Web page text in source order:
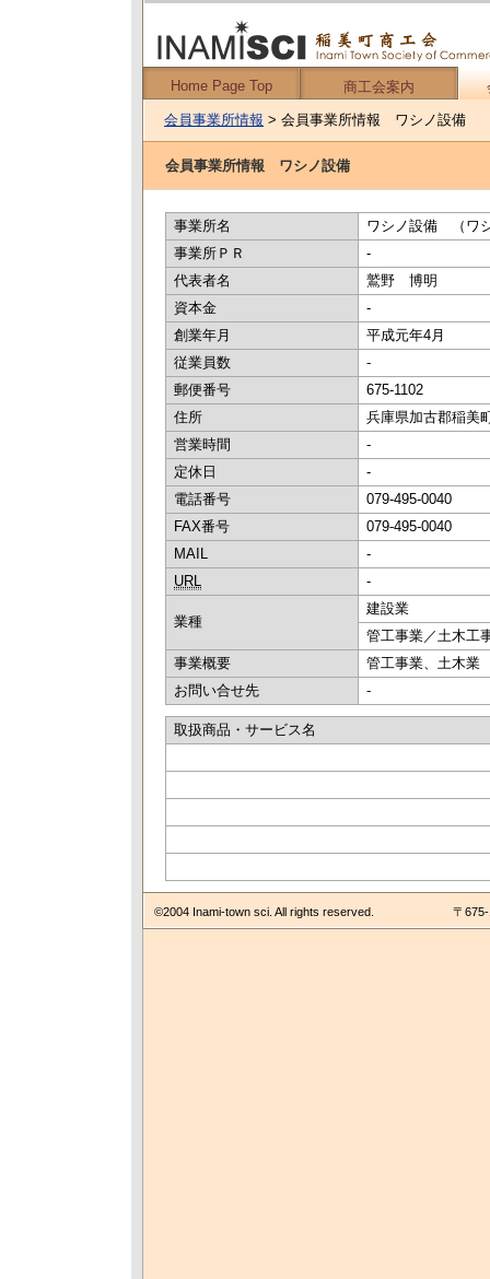
Home Page Top 商工会案内
会員事業所情報 > 会員事業所情報 ワシノ設備
会員事業所情報 ワシノ設備
事業所名
ワシノ設備 （ワ
事業所ＰＲ
-
代表者名
鷲野 博明
資本金
-
創業年月
平成元年4月
従業員数
-
郵便番号
675-1102
住所
兵庫県加古郡稲美
営業時間
-
定休日
-
電話番号
079-495-0040
FAX番号
079-495-0040
MAIL
-
URL
-
業種
建設業
管工事業／土木工
事業概要
管工事業、土木業
お問い合せ先
-
取扱商品・サービス名
〒
©2004 Inami-town sci. All rights reserved.